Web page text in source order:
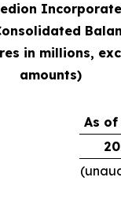
in millions,
amounts)
As of